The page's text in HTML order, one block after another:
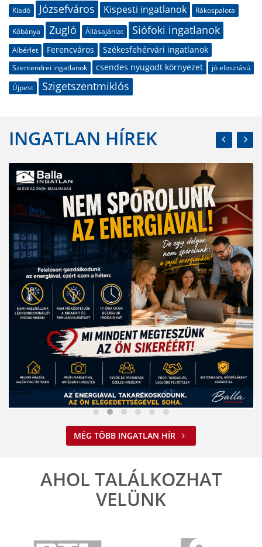
Kiadó Józsefváros Kispesti ingatlanok Rákospalota
Kőbánya Zugló Állásajánlat Siófoki ingatlanok
Albérlet Ferencváros Székesfehérvári ingatlanok
Szentendrei ingatlanok csendes nyugodt környezet
jó elosztású
Újpest
Szigetszentmiklós
INGATLAN HÍREK
Nem spórolunk az energiával
ELOLVASOM
MÉG TÖBB INGATLAN HÍR
AHOL TALÁLKOZHAT
VELÜNK